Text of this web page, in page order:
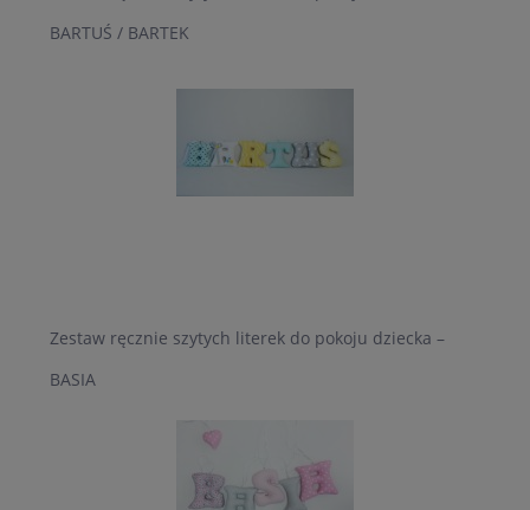
BARTUŚ / BARTEK
Zestaw ręcznie szytych literek do pokoju dziecka –
BASIA